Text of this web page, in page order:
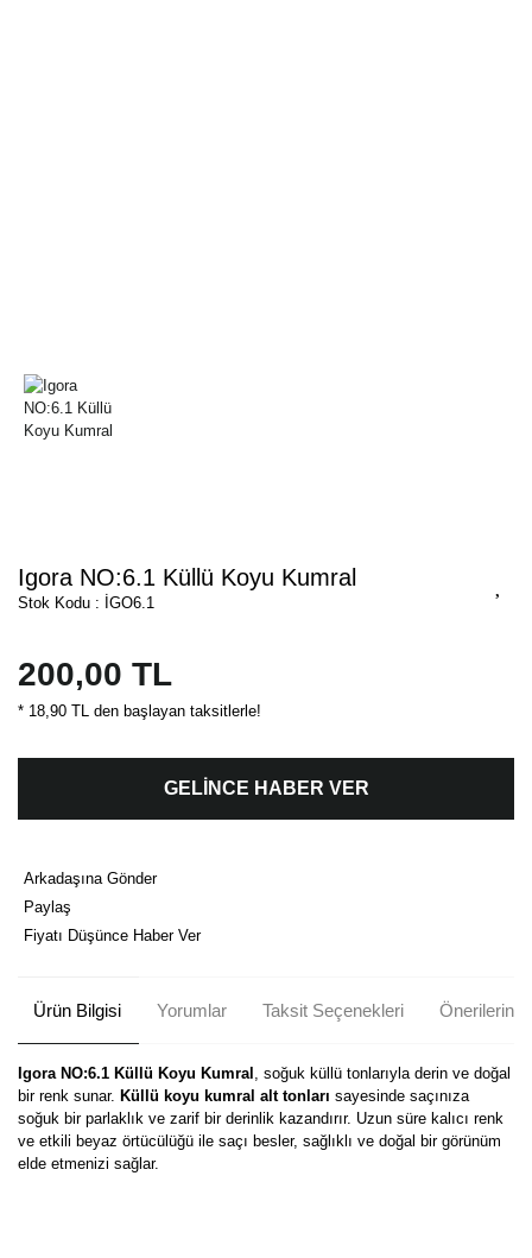
Igora NO:6.1 Küllü Koyu Kumral
Stok Kodu : İGO6.1
200,00 TL
* 18,90 TL den başlayan taksitlerle!
GELİNCE HABER VER
Arkadaşına Gönder
Paylaş
Fiyatı Düşünce Haber Ver
Ürün Bilgisi Yorumlar Taksit Seçenekleri Önerileriniz
Igora NO:6.1 Küllü Koyu Kumral , soğuk küllü tonlarıyla derin ve doğal
bir renk sunar. Küllü koyu kumral alt tonları sayesinde saçınıza
soğuk bir parlaklık ve zarif bir derinlik kazandırır. Uzun süre kalıcı renk
ve etkili beyaz örtücülüğü ile saçı besler, sağlıklı ve doğal bir görünüm
elde etmenizi sağlar.